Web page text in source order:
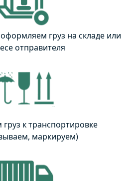
груз на складе или
отправителя
к транспортировке
маркируем)